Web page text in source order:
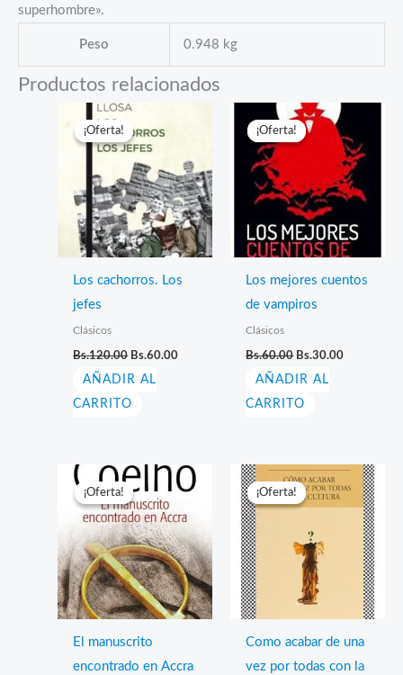
superhombre».
Peso 0.948 kg
Productos relacionados
¡Oferta!
¡Oferta!
Los cachorros. Los
jefes
Clásicos
Bs.120.00 El
original
Bs.120.00.
Bs.60.00
AÑADIR AL
CARRITO
¡Oferta!
¡Oferta!
Los mejores cuentos
de vampiros
Clásicos
Bs.60.00 El
original
era:
Bs.60.00.
Bs.30.00
AÑADIR AL
CARRITO
¡Oferta!
¡Oferta!
El manuscrito
encontrado en Accra
¡Oferta!
¡Oferta!
Como acabar de una
vez por todas con la